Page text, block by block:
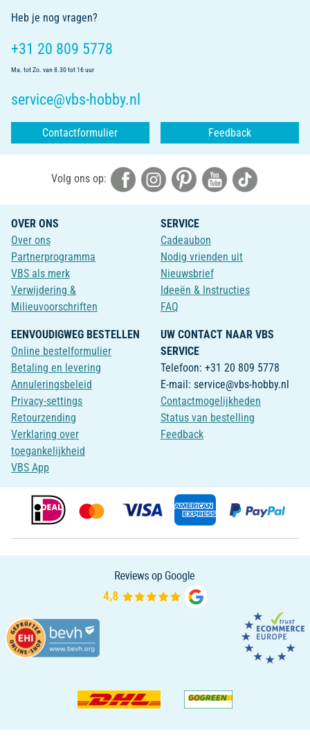
Heb je nog vragen?
+31 20 809 5778
Ma. tot Zo. van 8.30 tot 16 uur
service@vbs-hobby.nl
Contactformulier Feedback
Volg ons op:
OVER ONS
Over ons
Partnerprogramma
VBS als merk
Verwijdering &
Milieuvoorschriften
SERVICE
Cadeaubon
Nodig vrienden uit
Nieuwsbrief
Ideeën & Instructies
FAQ
EENVOUDIGWEG BESTELLEN
Online bestelformulier
Betaling en levering
Annuleringsbeleid
Privacy-settings
Retourzending
Verklaring over
toegankelijkheid
VBS App
UW CONTACT NAAR VBS
SERVICE
Telefoon: +31 20 809 5778
E-mail: service@vbs-hobby.nl
Contactmogelijkheden
Status van bestelling
Feedback